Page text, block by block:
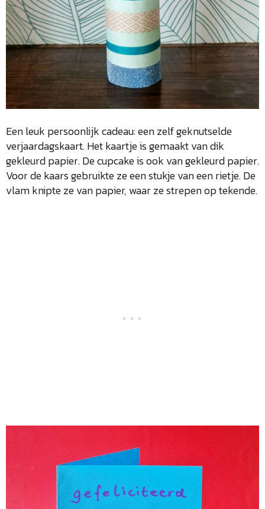
Een leuk persoonlijk cadeau: een zelf geknutselde
verjaardagskaart. Het kaartje is gemaakt van dik
gekleurd papier. De cupcake is ook van gekleurd papier.
Voor de kaars gebruikte ze een stukje van een rietje. De
vlam knipte ze van papier, waar ze strepen op tekende.